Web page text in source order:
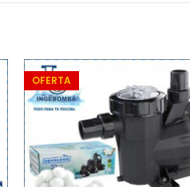
OFERTA